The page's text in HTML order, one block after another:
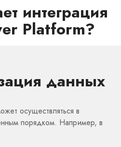
интеграция
Platform?
данных
осуществляться в
порядком. Например, в